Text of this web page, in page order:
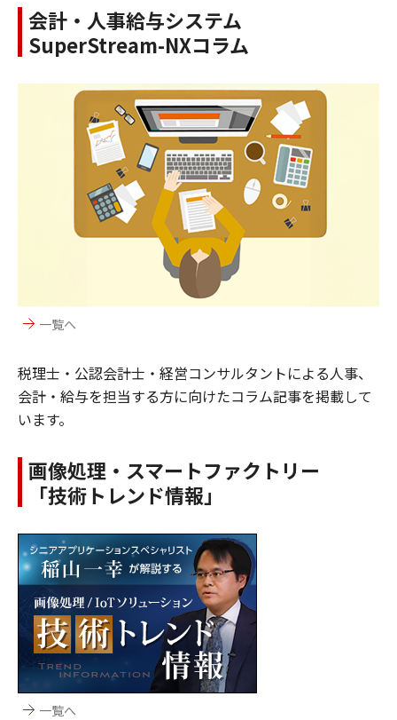
会計・人事給与システム
SuperStream-NXコラム
一覧へ
税理士・公認会計士・経営コンサルタントによる人事、
会計・給与を担当する方に向けたコラム記事を掲載して
います。
画像処理・スマートファクトリー
「技術トレンド情報」
一覧へ